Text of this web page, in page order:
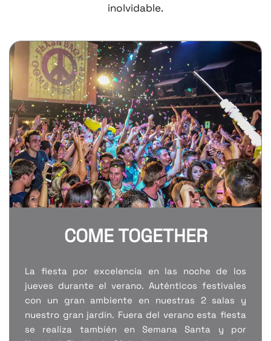
inolvidable.
COME TOGETHER
La fiesta por excelencia en las noche de los
jueves durante el verano. Auténticos festivales
con un gran ambiente en nuestras 2 salas y
nuestro gran jardín. Fuera del verano esta fiesta
se realiza también en Semana Santa y por